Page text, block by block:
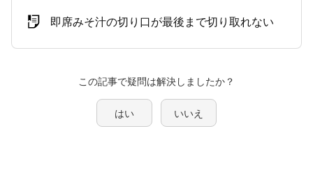
この記事で疑問は解決しましたか？
はい いいえ
即席みそ汁の切り口が最後まで切り取れない